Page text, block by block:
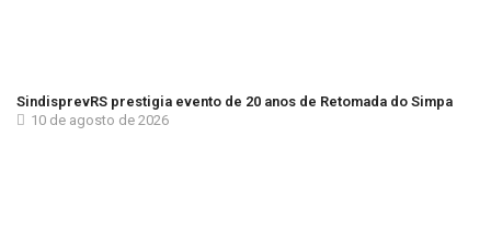
SindisprevRS prestigia evento de 20 anos de Retomada do Simpa
10 de agosto de 2026